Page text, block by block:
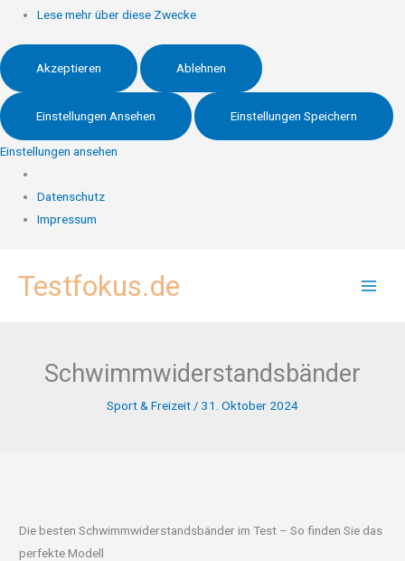
Lese mehr über diese Zwecke
Akzeptieren Ablehnen
Einstellungen Ansehen Einstellungen Speichern
Einstellungen ansehen
Datenschutz
Impressum
InhaltTestfokus.de
Schwimmwiderstandsbänder
Sport & Freizeit / 31. Oktober 2024
Die besten Schwimmwiderstandsbänder im Test – So finden Sie das
perfekte Modell